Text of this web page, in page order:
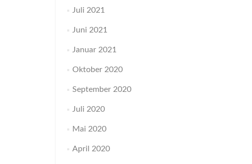
Juli 2021
Juni 2021
Januar 2021
Oktober 2020
September 2020
Juli 2020
Mai 2020
April 2020